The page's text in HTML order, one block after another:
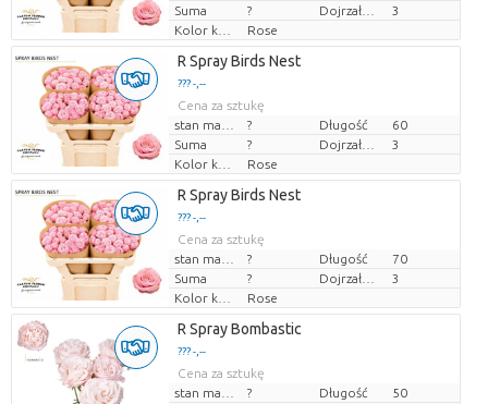
Suma
?
3
Kolor kwiatów
Rose
R Spray Birds Nest
??? -,--
Cena za sztukę
? Długość
60
Suma
?
3
Kolor kwiatów
Rose
R Spray Birds Nest
??? -,--
Cena za sztukę
? Długość
70
Suma
?
3
Kolor kwiatów
Rose
R Spray Bombastic
??? -,--
Cena za sztukę
? Długość
50